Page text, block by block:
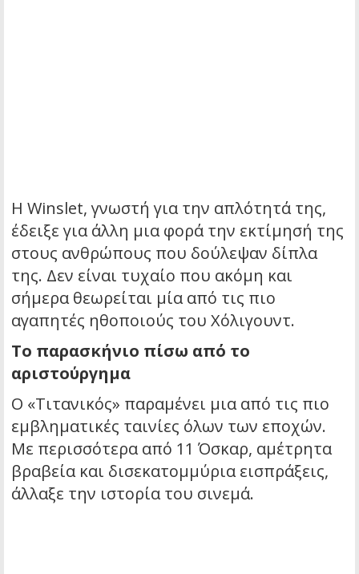
Η Winslet, γνωστή για την απλότητά της,
έδειξε για άλλη μια φορά την εκτίμησή της
στους ανθρώπους που δούλεψαν δίπλα
της. Δεν είναι τυχαίο που ακόμη και
σήμερα θεωρείται μία από τις πιο
αγαπητές ηθοποιούς του Χόλιγουντ.
Το παρασκήνιο πίσω από το
αριστούργημα
Ο «Τιτανικός» παραμένει μια από τις πιο
εμβληματικές ταινίες όλων των εποχών.
Με περισσότερα από 11 Όσκαρ, αμέτρητα
βραβεία και δισεκατομμύρια εισπράξεις,
άλλαξε την ιστορία του σινεμά.